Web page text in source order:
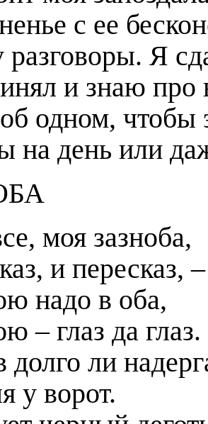
с ее
Я
и знаю про
одном, чтобы
на день или
моя зазноба,
и пересказ, –
надо в оба,
– глаз да глаз.
долго ли
у ворот.